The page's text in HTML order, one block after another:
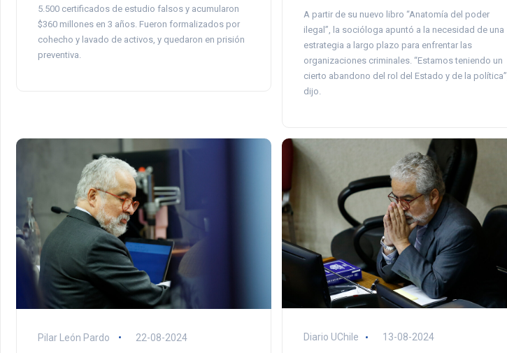
5.500 certificados de estudio falsos y acumularon
$360 millones en 3 años. Fueron formalizados por
cohecho y lavado de activos, y quedaron en prisión
preventiva.
A partir de su nuevo libro “Anatomía del poder
ilegal”, la socióloga apuntó a la necesidad de una
estrategia a largo plazo para enfrentar las
organizaciones criminales. “Estamos teniendo un
cierto abandono del rol del Estado y de la política”,
dijo.
Pilar León Pardo 22-08-2024 Diario UChile 13-08-2024